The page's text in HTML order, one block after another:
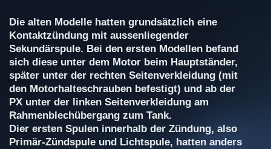
Die alten Modelle hatten grundsätzlich eine
Kontaktzündung mit aussenliegender
Sekundärspule. Bei den ersten Modellen befand
sich diese unter dem Motor beim Hauptständer,
später unter der rechten Seitenverkleidung (mit
den Motorhalteschrauben befestigt) und ab der
PX unter der linken Seitenverkleidung am
Rahmenblechübergang zum Tank.
Dier ersten Spulen innerhalb der Zündung, also
Primär-Zündspule und Lichtspule, hatten anders